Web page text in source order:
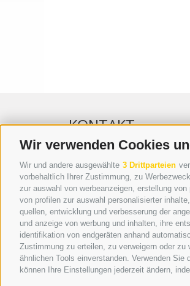
Wir verwenden Cookies
Wir und andere ausgewählte 3 Drittparteien
vorbehaltlich Ihrer Zustimmung, zu
zur auswahl von werbeanzeigen, erstellung
von profilen zur auswahl personalisierter
quellen, entwicklung und verbesserung der
und anzeige von werbung und inhalten, ihre
identifikation von endgeräten anhand
Zustimmung zu erteilen, zu verweigern oder
ähnlichen Tools einverstanden. Verwenden
können Ihre Einstellungen jederzeit ändern,
KONTAKT
WIPP-MEDIA GMBH
DER ERKER
NEUSTADT 20A
I-39049 STERZING
TEL.: +39 0472 766876
GRAFIK@DERERKER.IT
INFO@DERERKER.IT